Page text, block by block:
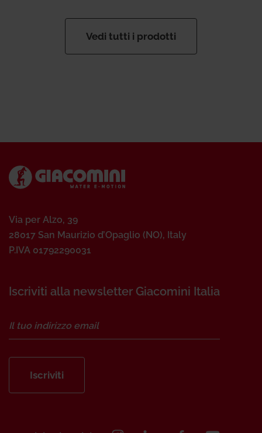
Vedi tutti i prodotti
Via per Alzo, 39
28017 San Maurizio d’Opaglio (NO), Italy
P.IVA 01792290031
Iscriviti alla newsletter Giacomini Italia
Iscriviti